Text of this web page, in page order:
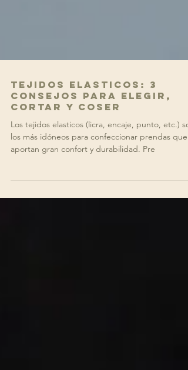
TEJIDOS ELASTICOS: 3
Consejos para elegir,
cortar y coser
los más idóneos para confeccionar prendas que
aportan gran confort y durabilidad. Pre